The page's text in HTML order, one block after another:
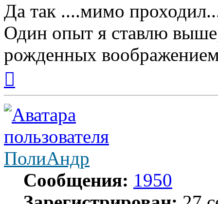
Да так ....мимо
Один опыт я ставлю
рожденных
началу
ПолиАндр
Сообщения: 1950